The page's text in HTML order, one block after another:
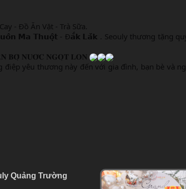
- Đồ Ăn Vặt - Trà Sữa.
quà thân thương từ ngày 05 / 01 / 2026 đến hết
𝐁𝐎̣̂ 𝐍𝐔̛𝐎̛́𝐂 𝐍𝐆𝐎̣𝐓 𝐋𝐎𝐍
yêu thương này đến với gia đình, bạn bè và
Quảng Trường